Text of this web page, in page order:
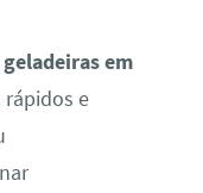
em
rápidos e